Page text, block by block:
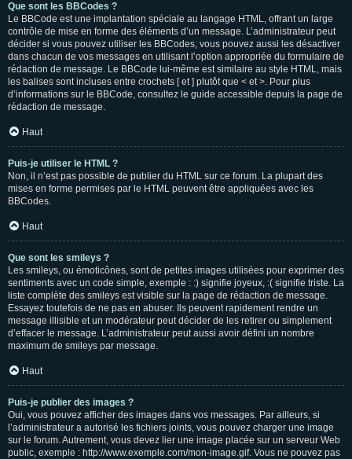
Que sont les BBCodes ?
Le BBCode est une implantation spéciale au langage HTML, offrant un large
contrôle de mise en forme des éléments d’un message. L’administrateur peut
décider si vous pouvez utiliser les BBCodes, vous pouvez aussi les désactiver
dans chacun de vos messages en utilisant l’option appropriée du formulaire de
rédaction de message. Le BBCode lui-même est similaire au style HTML, mais
les balises sont incluses entre crochets [ et ] plutôt que < et >. Pour plus
d’informations sur le BBCode, consultez le guide accessible depuis la page de
rédaction de message.
Haut
Puis-je utiliser le HTML ?
Non, il n’est pas possible de publier du HTML sur ce forum. La plupart des
mises en forme permises par le HTML peuvent être appliquées avec les
BBCodes.
Haut
Que sont les smileys ?
Les smileys, ou émoticônes, sont de petites images utilisées pour exprimer des
sentiments avec un code simple, exemple : :) signifie joyeux, :( signifie triste. La
liste complète des smileys est visible sur la page de rédaction de message.
Essayez toutefois de ne pas en abuser. Ils peuvent rapidement rendre un
message illisible et un modérateur peut décider de les retirer ou simplement
d’effacer le message. L’administrateur peut aussi avoir défini un nombre
maximum de smileys par message.
Haut
Puis-je publier des images ?
Oui, vous pouvez afficher des images dans vos messages. Par ailleurs, si
l’administrateur a autorisé les fichiers joints, vous pouvez charger une image
sur le forum. Autrement, vous devez lier une image placée sur un serveur Web
public, exemple : http://www.exemple.com/mon-image.gif. Vous ne pouvez pas